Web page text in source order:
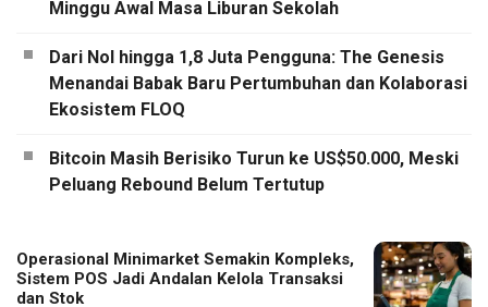
Minggu Awal Masa Liburan Sekolah
Dari Nol hingga 1,8 Juta Pengguna: The Genesis
Menandai Babak Baru Pertumbuhan dan Kolaborasi
Ekosistem FLOQ
Bitcoin Masih Berisiko Turun ke US$50.000, Meski
Peluang Rebound Belum Tertutup
Operasional Minimarket Semakin Kompleks,
Sistem POS Jadi Andalan Kelola Transaksi
dan Stok